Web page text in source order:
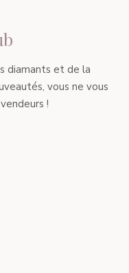
diamants et de la
vous ne vous
!